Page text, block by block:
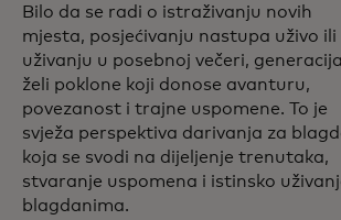
Bilo da se radi o istraživanju novih
mjesta, posjećivanju nastupa uživo ili
uživanju u posebnoj večeri,
želi poklone koji donose avanturu,
povezanost i trajne uspomene. To je
svježa perspektiva darivanja za
koja se svodi na dijeljenje trenutaka,
stvaranje uspomena i istinsko
blagdanima.